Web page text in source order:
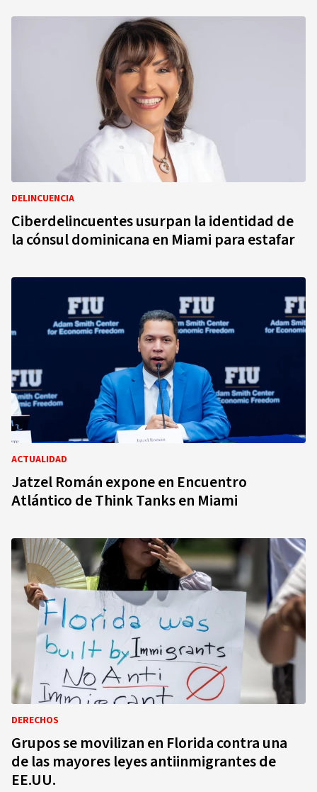
DELINCUENCIA
Ciberdelincuentes usurpan la identidad de
la cónsul dominicana en Miami para estafar
ACTUALIDAD
Jatzel Román expone en Encuentro
Atlántico de Think Tanks en Miami
DERECHOS
Grupos se movilizan en Florida contra una
de las mayores leyes antiinmigrantes de
EE.UU.